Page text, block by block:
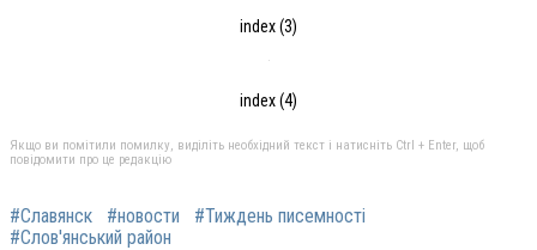
index (3)
index (4)
Якщо ви помітили помилку, виділіть необхідний текст і натисніть Ctrl + Enter, щоб
повідомити про це редакцію
#Славянск #новости
#Тиждень писемності
#Слов'янський район